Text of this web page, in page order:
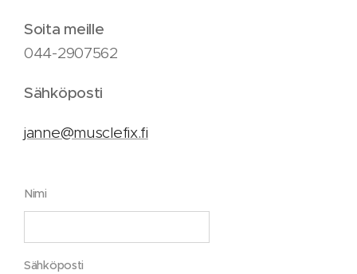
Soita meille
044-2907562
Sähköposti
janne@musclefix.fi
Nimi
Sähköposti